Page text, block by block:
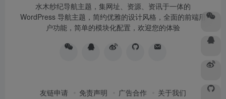
水木纱纪导航主题，集网址、资源、资讯于一体的
WordPress 导航主题，简约优雅的设计风格，全面的前端用
户功能，简单的模块化配置，欢迎您的体验
友链申请 免责声明 广告合作 关于我们